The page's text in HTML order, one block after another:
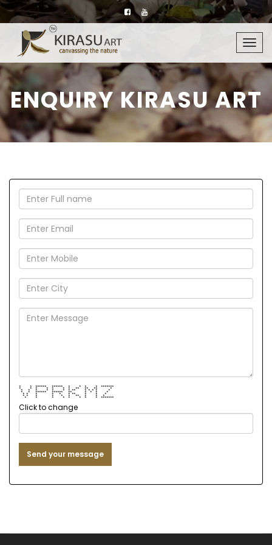
ENQUIRY KIRASU ART
* * ****** ****** * * * * *******
* * * * * * * ** ** ** *
* * * * * * * ** * * * * *
* * ****** ****** ** * * * *
* * * * * * ** * * *
* * * * * * ** * * *
* * * * * * * * *******
Click to change
Send your message